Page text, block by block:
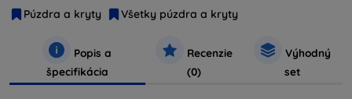
Púzdra a kryty
Všetky púzdra a kryty
Popis a
špecifikácia
Recenzie
(0)
Výhodný
set